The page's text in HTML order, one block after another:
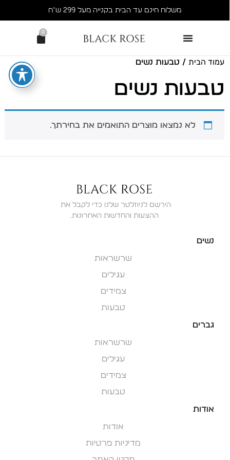
משלוח חינם עד הבית בקנייה מעל 299 ש״ח
0
עמוד הבית / טבעות נשים
טבעות נשים
לא נמצאו מוצרים התואמים את בחירתך.
ההצעות והחדשות האחרונות.
נשים
שרשראות
עגילים
צמידים
טבעות
גברים
שרשראות
עגילים
צמידים
טבעות
אודות
אודות
מדיניות פרטיות